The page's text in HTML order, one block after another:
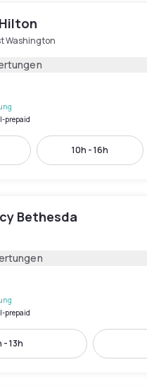
Washington
prepaid
10h - 16h
Bethesda
prepaid
- 13h